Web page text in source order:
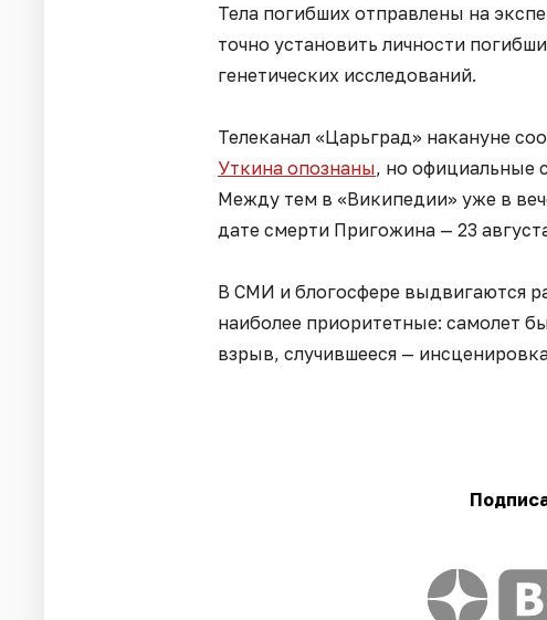
Тела погибших отправлены на
точно установить личности
генетических исследований.
Телеканал «Царьград» накануне
Уткина опознаны, но официальные
Между тем в «Википедии» уже в
дате смерти Пригожина — 23
В СМИ и блогосфере выдвигаются
наиболее приоритетные: самолет
взрыв, случившееся —